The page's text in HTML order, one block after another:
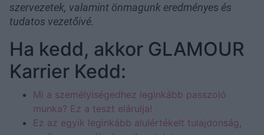
szervezetek, valamint önmagunk eredményes és
tudatos vezetőivé.
Ha kedd, akkor GLAMOUR
Karrier Kedd:
Mi a személyiségedhez leginkább passzoló
munka? Ez a teszt elárulja!
Ez az egyik leginkább alulértékelt tulajdonság,